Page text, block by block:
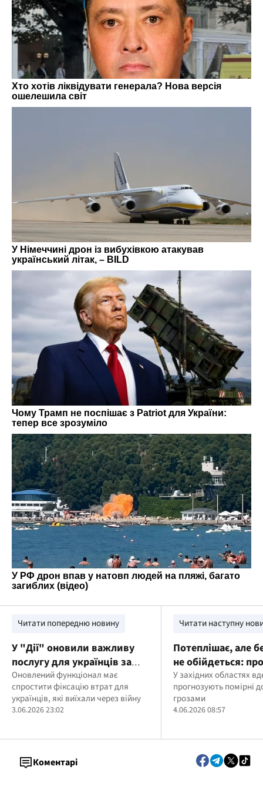
Читати попередню новину
У "Дії" оновили важливу
послугу для українців за
кордоном: що змінилося
Оновлений функціонал має
спростити фіксацію втрат для
українців, які виїхали через війну
3.06.2026 23:02
Читати наступну
Потеплішає, але
не обійдеться:
погоди на 4
У західних областях
прогнозують помірні
грозами
4.06.2026 08:57
Коментарі